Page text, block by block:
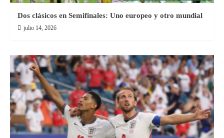
Dos clásicos en Semifinales: Uno europeo y otro mundial
julio 14, 2026